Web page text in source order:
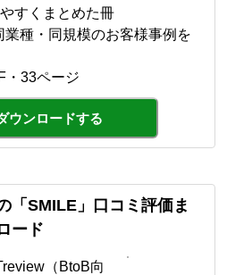
すくまとめた冊
種・同規模のお客様事例を
・33ページ
ウンロードする
「SMILE」口コミ評価ま
ード
（BtoB向